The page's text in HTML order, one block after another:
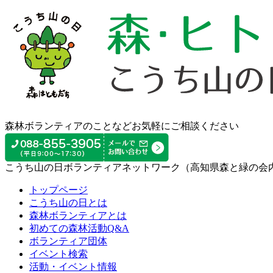
森林ボランティアのことなどお気軽にご相談ください
こうち山の日ボランティアネットワーク（高知県森と緑の会
トップページ
こうち山の日とは
森林ボランティアとは
初めての森林活動Q&A
ボランティア団体
イベント検索
活動・イベント情報